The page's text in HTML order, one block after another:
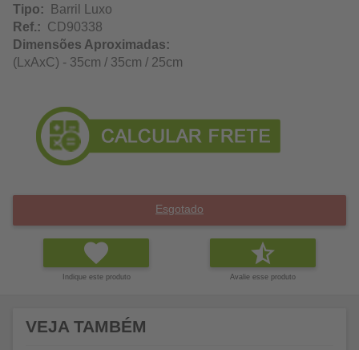
Tipo: Barril Luxo
Ref.: CD90338
Dimensões Aproximadas:
(LxAxC) - 35cm / 35cm / 25cm
Esgotado
Indique este produto Avalie esse produto
VEJA TAMBÉM